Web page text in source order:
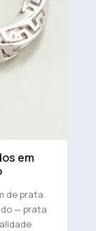
em
de prata
— prata